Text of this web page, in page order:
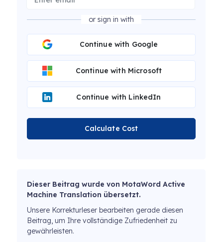
or sign in with
Continue with Google
Continue with Microsoft
Continue with LinkedIn
Calculate Cost
Dieser Beitrag wurde von MotaWord Active
Machine Translation übersetzt.
Unsere Korrekturleser bearbeiten gerade diesen
Beitrag, um Ihre vollständige Zufriedenheit zu
gewährleisten.